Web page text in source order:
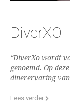
DiverXO
“DiverXo wordt
genoemd. Op
dinerervaring van
Lees verder